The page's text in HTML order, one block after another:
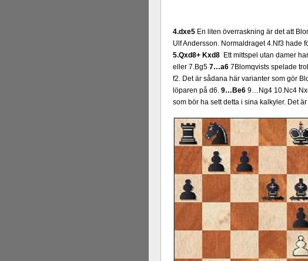
4.dxe5 En liten överraskning är det att
Ulf Andersson. Normaldraget 4.Nf3 hade
5.Qxd8+ Kxd8 Ett mittspel utan damer
eller 7.Bg5 7…a6 7Blomqvists spelade
f2. Det är sådana här varianter som gör
löparen på d6. 9…Be6 9…Ng4 10.Nc4
som bör ha sett detta i sina kalkyler. Det